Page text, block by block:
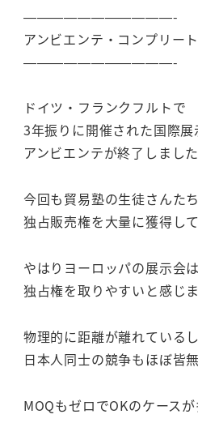
———————————-
アンビエンテ・コンプリート
———————————-
ドイツ・フランクフルトで
3年振りに開催された国際展
アンビエンテが終了しました
今回も貿易塾の生徒さんた
独占販売権を大量に獲得して
やはりヨーロッパの展示会は
独占権を取りやすいと感じま
物理的に距離が離れているし
日本人同士の競争もほぼ皆無
MOQもゼロでOKのケースが